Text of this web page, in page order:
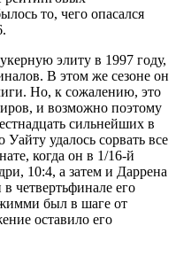
то, чего опасался
элиту в 1997 году,
В этом же сезоне он
Но, к сожалению, это
и возможно поэтому
сильнейших в
Уайту удалось сорвать все
когда он в 1/16-й
10:4, а затем и Даррена
четвертьфинале его
был в шаге от
оставило его